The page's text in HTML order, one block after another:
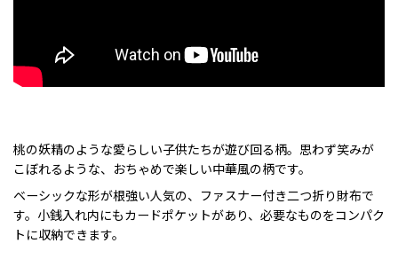
桃の妖精のような愛らしい子供たちが遊び回る柄。思わず笑みが
こぼれるような、おちゃめで楽しい中華風の柄です。
ベーシックな形が根強い人気の、ファスナー付き二つ折り財布で
す。小銭入れ内にもカードポケットがあり、必要なものをコンパク
トに収納できます。